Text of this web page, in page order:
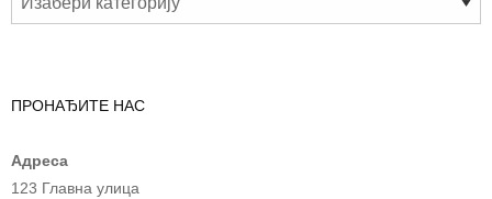
ПРОНАЂИТЕ НАС
Адреса
123 Главна улица